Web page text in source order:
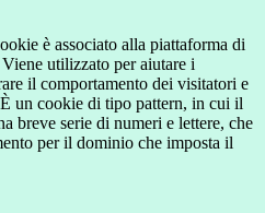
è associato alla piattaforma di
utilizzato per aiutare i
il comportamento dei visitatori e
un cookie di tipo pattern, in cui il
breve serie di numeri e lettere, che
per il dominio che imposta il